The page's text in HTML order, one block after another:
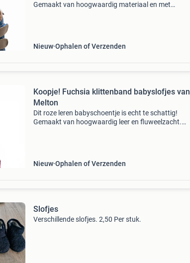
Gemaakt van hoogwaardig materiaal en met
Nieuw Ophalen of Verzenden
Koopje! Fuchsia klittenband babyslofjes van
Melton
Dit roze leren babyschoentje is echt te schattig!
Gemaakt van hoogwaardig leer en fluweelzacht.
Nieuw Ophalen of Verzenden
Slofjes
Verschillende slofjes. 2,50 Per stuk.